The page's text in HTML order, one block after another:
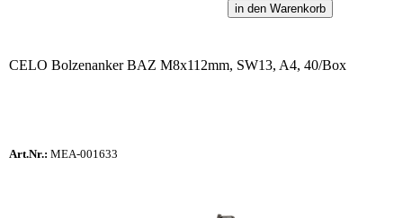
in den Warenkorb
CELO Bolzenanker BAZ M8x112mm, SW13, A4, 40/Box
Art.Nr.: MEA-001633